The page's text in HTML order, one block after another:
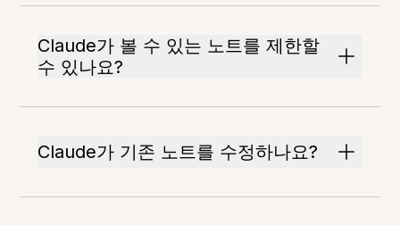
Claude가 볼 수 있는 노트를 제한할
수 있나요?
Claude가 기존 노트를 수정하나요?